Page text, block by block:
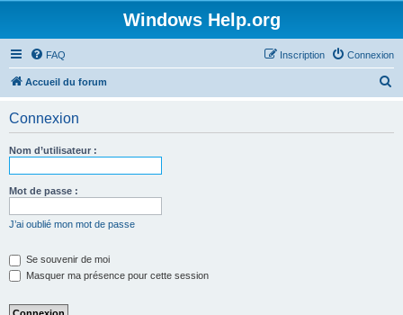
Windows Help.org
FAQ Connexion
Inscription
Accueil du forum
Connexion
Nom d’utilisateur :
Mot de passe :
J’ai oublié mon mot de passe
Se souvenir de moi
Masquer ma présence pour cette session